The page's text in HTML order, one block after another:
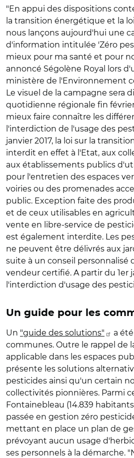
"En appui des dispositions
la transition énergétique et la
nous lançons aujourd'hui une
d'information intitulée 'Zéro
mieux pour ma santé et pour
annoncé Ségolène Royal lors
ministère de l'Environnement
Le visuel de la campagne sera
quotidienne régionale fin
mieux faire connaître les
l'interdiction de l'usage des
janvier 2017, la loi sur la
interdit en effet à l'Etat, aux
aux établissements publics
pour l'entretien des espaces
voiries ou des promenades
public. Exception faite des
et de ceux utilisables en
vente en libre-service de
est également interdite. Les
ne peuvent être délivrés aux
suite à un conseil personnalisé
vendeur certifié. A partir du 1er
l'interdiction d'usage des
Un guide pour les
Un "guide des solutions"
a
communes. Outre le rappel de
applicable dans les espaces
présente les solutions
pesticides ainsi qu'un certain
collectivités pionnières. Parmi
Fontainebleau (14.839
passée en gestion zéro
mettant en place un plan de
prévoyant aucun usage
ses personnels à la démarche.